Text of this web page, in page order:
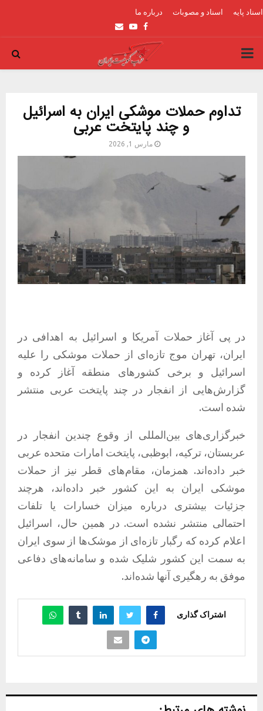
اسناد پایه اسناد و مصوبات درباره ما
Facebook
Youtube
Email
PRIMARY
تداوم حملات موشکی ایران به اسرائیل
و چند پایتخت عربی
مارس 1, 2026
در پی آغاز حملات آمریکا و اسرائیل به اهدافی در
ایران، تهران موج تازه‌ای از حملات موشکی را علیه
اسرائیل و برخی کشورهای منطقه آغاز کرده و
گزارش‌هایی از انفجار در چند پایتخت عربی منتشر
شده است.
خبرگزاری‌های بین‌المللی از وقوع چندین انفجار در
عربستان، ترکیه، ابوظبی، پایتخت امارات متحده عربی
خبر داده‌اند. همزمان، مقام‌های قطر نیز از حملات
موشکی ایران به این کشور خبر داده‌اند، هرچند
جزئیات بیشتری درباره میزان خسارات یا تلفات
احتمالی منتشر نشده است. در همین حال، اسرائیل
اعلام کرده که رگبار تازه‌ای از موشک‌ها از سوی ایران
به سمت این کشور شلیک شده و سامانه‌های دفاعی
موفق به رهگیری آنها شده‌اند.
اشتراک گذاری